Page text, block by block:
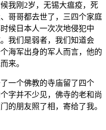
我刚2岁，无锡大瘟疫，死
哥哥都去世了，三四个家庭
候日本人一次次地侵犯中
我们是弱者，我们知道会
海军出身的军人而言，他的
来。
一个佛教的寺庙留了四个
字并不少见，佛寺的老和尚
的朋友照了相，寄给了我。